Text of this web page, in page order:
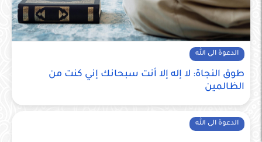
الدعوة الى الله
طوق النجاة: لا إله إلا أنت سبحانك إني كنت من
الظالمين
الدعوة الى الله